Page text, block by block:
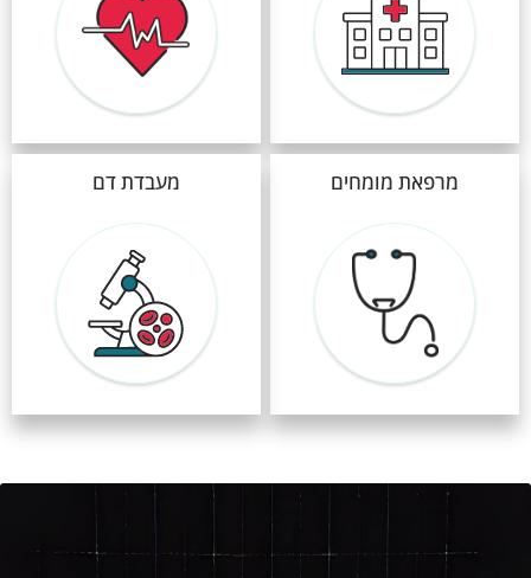
מרפאת מומחים מעבדת דם